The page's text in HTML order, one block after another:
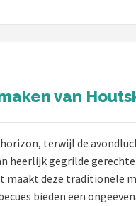
van
terwijl de
heerlijk gegrilde
deze traditionele
bieden een